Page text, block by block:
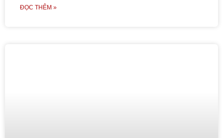
ĐỌC THÊM »